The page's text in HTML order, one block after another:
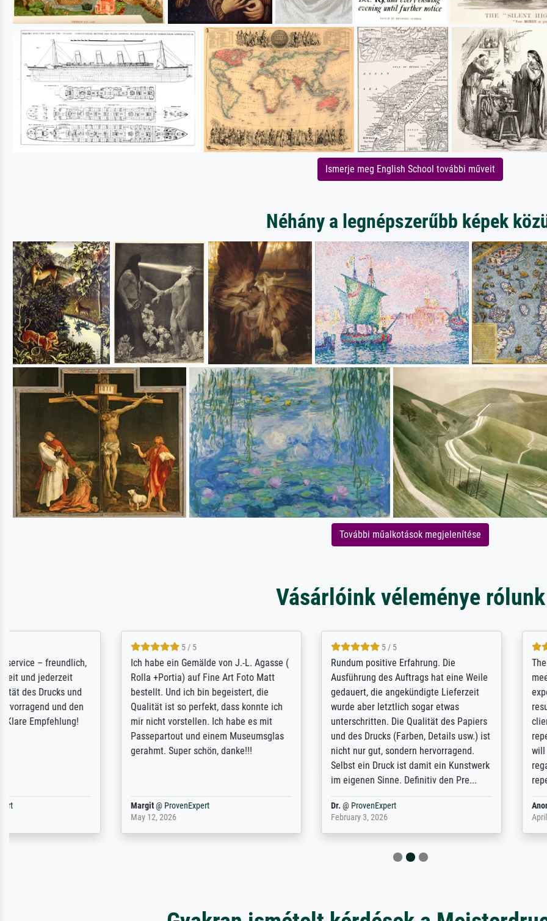
Ismerje meg English School további műveit
Néhány a legnépszerűbb képek
További műalkotások megjelenítése
Vásárlóink véleménye rólunk
Rundum positive Erfahrung. Die
Ausführung des Auftrags hat eine Weile
gedauert, die angekündigte Lieferzeit
wurde aber letztlich sogar etwas
unterschritten. Die Qualität des Papiers
und des Drucks (Farben, Details usw.) ist
nicht nur gut, sondern hervorragend.
The team at Meisterdrucke strives to
meet its clients demands, and provides
expert advice on how to obtain the best
results for the prints requested by the
client. The company has a vast
repertoire of prints to choose from, and
will provide excellent service also with
regards to prints which are not in that
repertoire. Highly recommended!
Outstanding quality and
support. - the quality of the
excellent and difficult to
from the real thing; it will be
for high-quality art prints
the quality of the framing is
the customisation options
are broad - the customer
colleagues are truly super...